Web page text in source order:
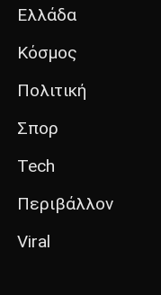
Ελλάδα
Κόσμος
Πολιτική
Σπορ
Tech
Περιβάλλον
Viral